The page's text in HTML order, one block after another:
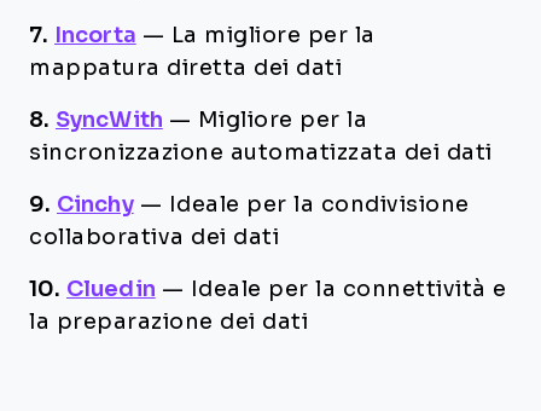
7. Incorta — La migliore per la
mappatura diretta dei dati
8. SyncWith — Migliore per la
sincronizzazione automatizzata dei dati
9. Cinchy —
Ideale per la condivisione
collaborativa dei dati
10. Cluedin —
Ideale per la connettività e
la preparazione dei dati